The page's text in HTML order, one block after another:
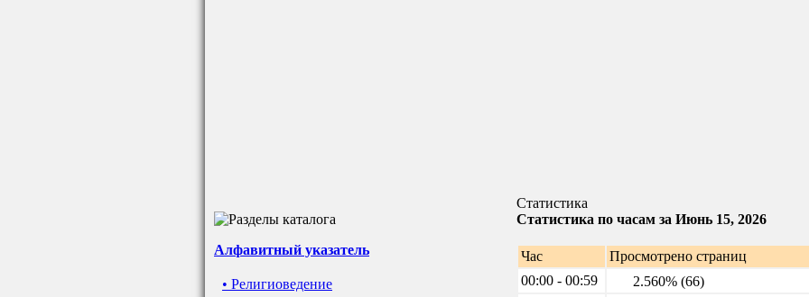
Алфавитный указатель
• Религиоведение
Статистика
Статистика по часам за Июнь 15, 2026
Час
Просмотрено страниц
00:00 - 00:59
2.560% (66)